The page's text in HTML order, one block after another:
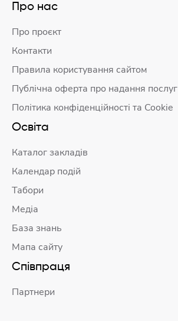
Про нас
Про проєкт
Контакти
Правила користування сайтом
Публічна оферта про надання послуг
Політика конфіденційності та Cookie
Освіта
Каталог закладів
Календар подій
Табори
Медіа
База знань
Мапа сайту
Співпраця
Партнери